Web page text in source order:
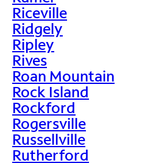
Riceville
Ridgely
Ripley
Rives
Roan Mountain
Rock Island
Rockford
Rogersville
Russellville
Rutherford